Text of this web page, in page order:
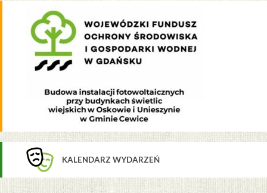
KALENDARZ WYDARZEŃ